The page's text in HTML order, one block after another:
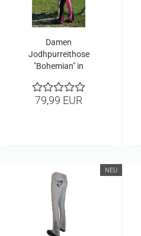
Damen
Jodhpurreithose
"Bohemian" in
79,99 EUR
NEU